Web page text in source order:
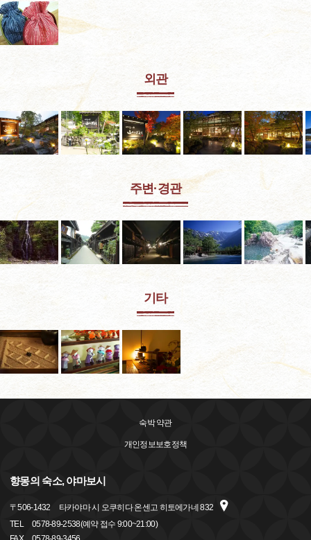
외관
주변·경관
기타
숙박 약관
개인정보보호정책
향몽의 숙소, 야마보시
〒506-1432
타카야마 시 오쿠히다 온센고 히토에가네 832
TEL
0578-89-2538(예약 접수 9:00~21:00)